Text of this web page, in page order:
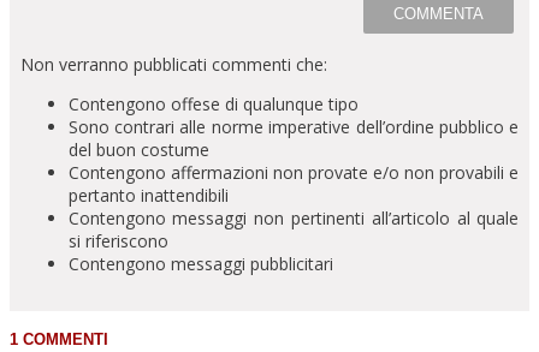
Non verranno pubblicati commenti che:
Contengono offese di qualunque tipo
Sono contrari alle norme imperative dell’ordine pubblico e
del buon costume
Contengono affermazioni non provate e/o non provabili e
pertanto inattendibili
Contengono messaggi non pertinenti all’articolo al quale
si riferiscono
Contengono messaggi pubblicitari